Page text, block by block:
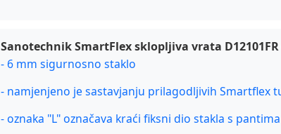
Sanotechnik SmartFlex sklopljiva vrata D12101FR
- 6 mm sigurnosno staklo
- namjenjeno je sastavjanju prilagodljivih Smartflex
- oznaka "L" označava kraći fiksni dio stakla s